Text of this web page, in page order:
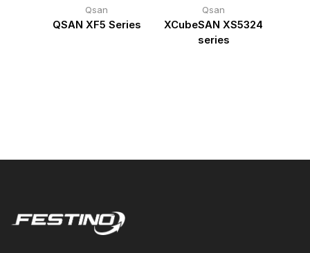
Qsan
QSAN XF5 Series
Qsan
XCubeSAN XS5324
series